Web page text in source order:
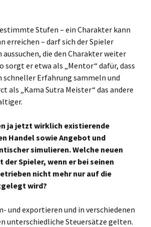
Stufen – ein Charakter kann
erreichen – darf sich der Spieler
die den Charakter weiter
sorgt er etwa als „Mentor“ dafür, dass
Erfahrung sammeln und
als „Kama Sutra Meister“ das andere
ja jetzt wirklich existierende
Handel sowie Angebot und
simulieren. Welche neuen
Spieler, wenn er bei seinen
nicht mehr nur auf die
wird?
und exportieren und in verschiedenen
unterschiedliche Steuersätze gelten.